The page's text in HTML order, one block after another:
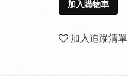
加入購物車
加入追蹤清單